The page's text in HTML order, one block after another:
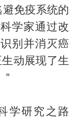
避免疫系统的
学家通过改
别并消灭癌
动展现了生
”
学研究之路